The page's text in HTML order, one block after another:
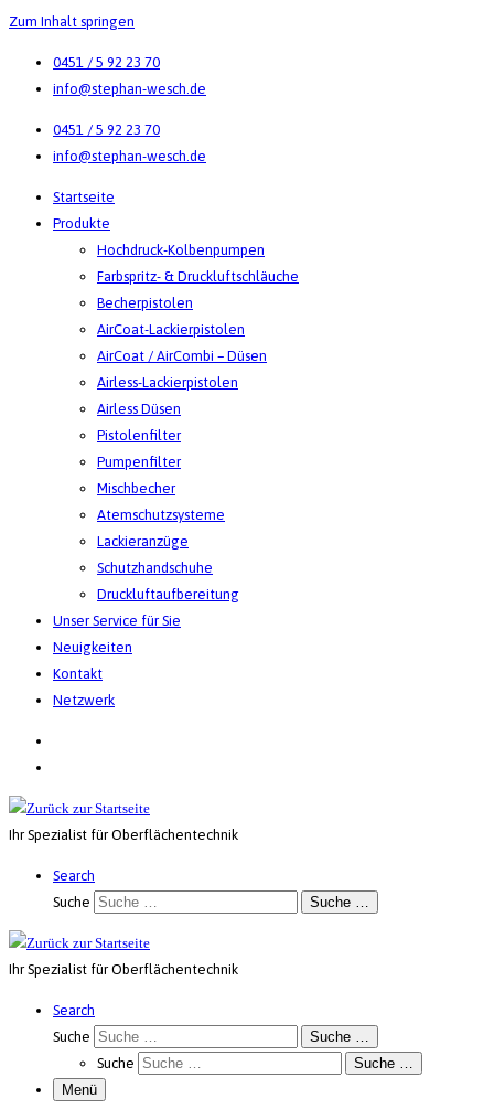
Zum Inhalt springen
0451 / 5 92 23 70
info@stephan-wesch.de
0451 / 5 92 23 70
info@stephan-wesch.de
Startseite
Produkte
Hochdruck-Kolbenpumpen
Farbspritz- & Druckluftschläuche
Becherpistolen
AirCoat-Lackierpistolen
AirCoat / AirCombi – Düsen
Airless-Lackierpistolen
Airless Düsen
Pistolenfilter
Pumpenfilter
Mischbecher
Atemschutzsysteme
Lackieranzüge
Schutzhandschuhe
Druckluftaufbereitung
Unser Service für Sie
Neuigkeiten
Kontakt
Netzwerk
Ihr Spezialist für Oberflächentechnik
Search
Suche
Suche …
Ihr Spezialist für Oberflächentechnik
Search
Suche
Suche …
Suche
Suche …
Menü